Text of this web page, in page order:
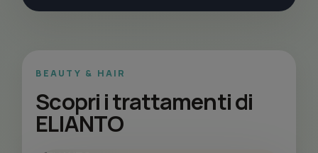
BEAUTY & HAIR
Scopri i trattamenti di
ELIANTO